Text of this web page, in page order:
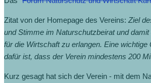
Zitat von der Homepage des Vereins: Ziel
und Stimme im Naturschutzbeirat und
für die Wirtschaft zu erlangen. Eine
dafür ist, dass der Verein mindestens 200
Kurz gesagt hat sich der Verein - mit dem